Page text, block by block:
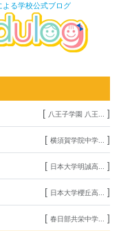
よる学校公式ブログ
[ 八王子学園 八王... ]
[ 横須賀学院中学... ]
[ 日本大学明誠高... ]
[ 日本大学櫻丘高... ]
[ 春日部共栄中学... ]